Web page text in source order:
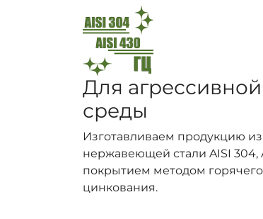
Для агрессивной
среды
Изготавливаем продукцию из
нержавеющей стали AISI 304,
покрытием методом горячего
цинкования.